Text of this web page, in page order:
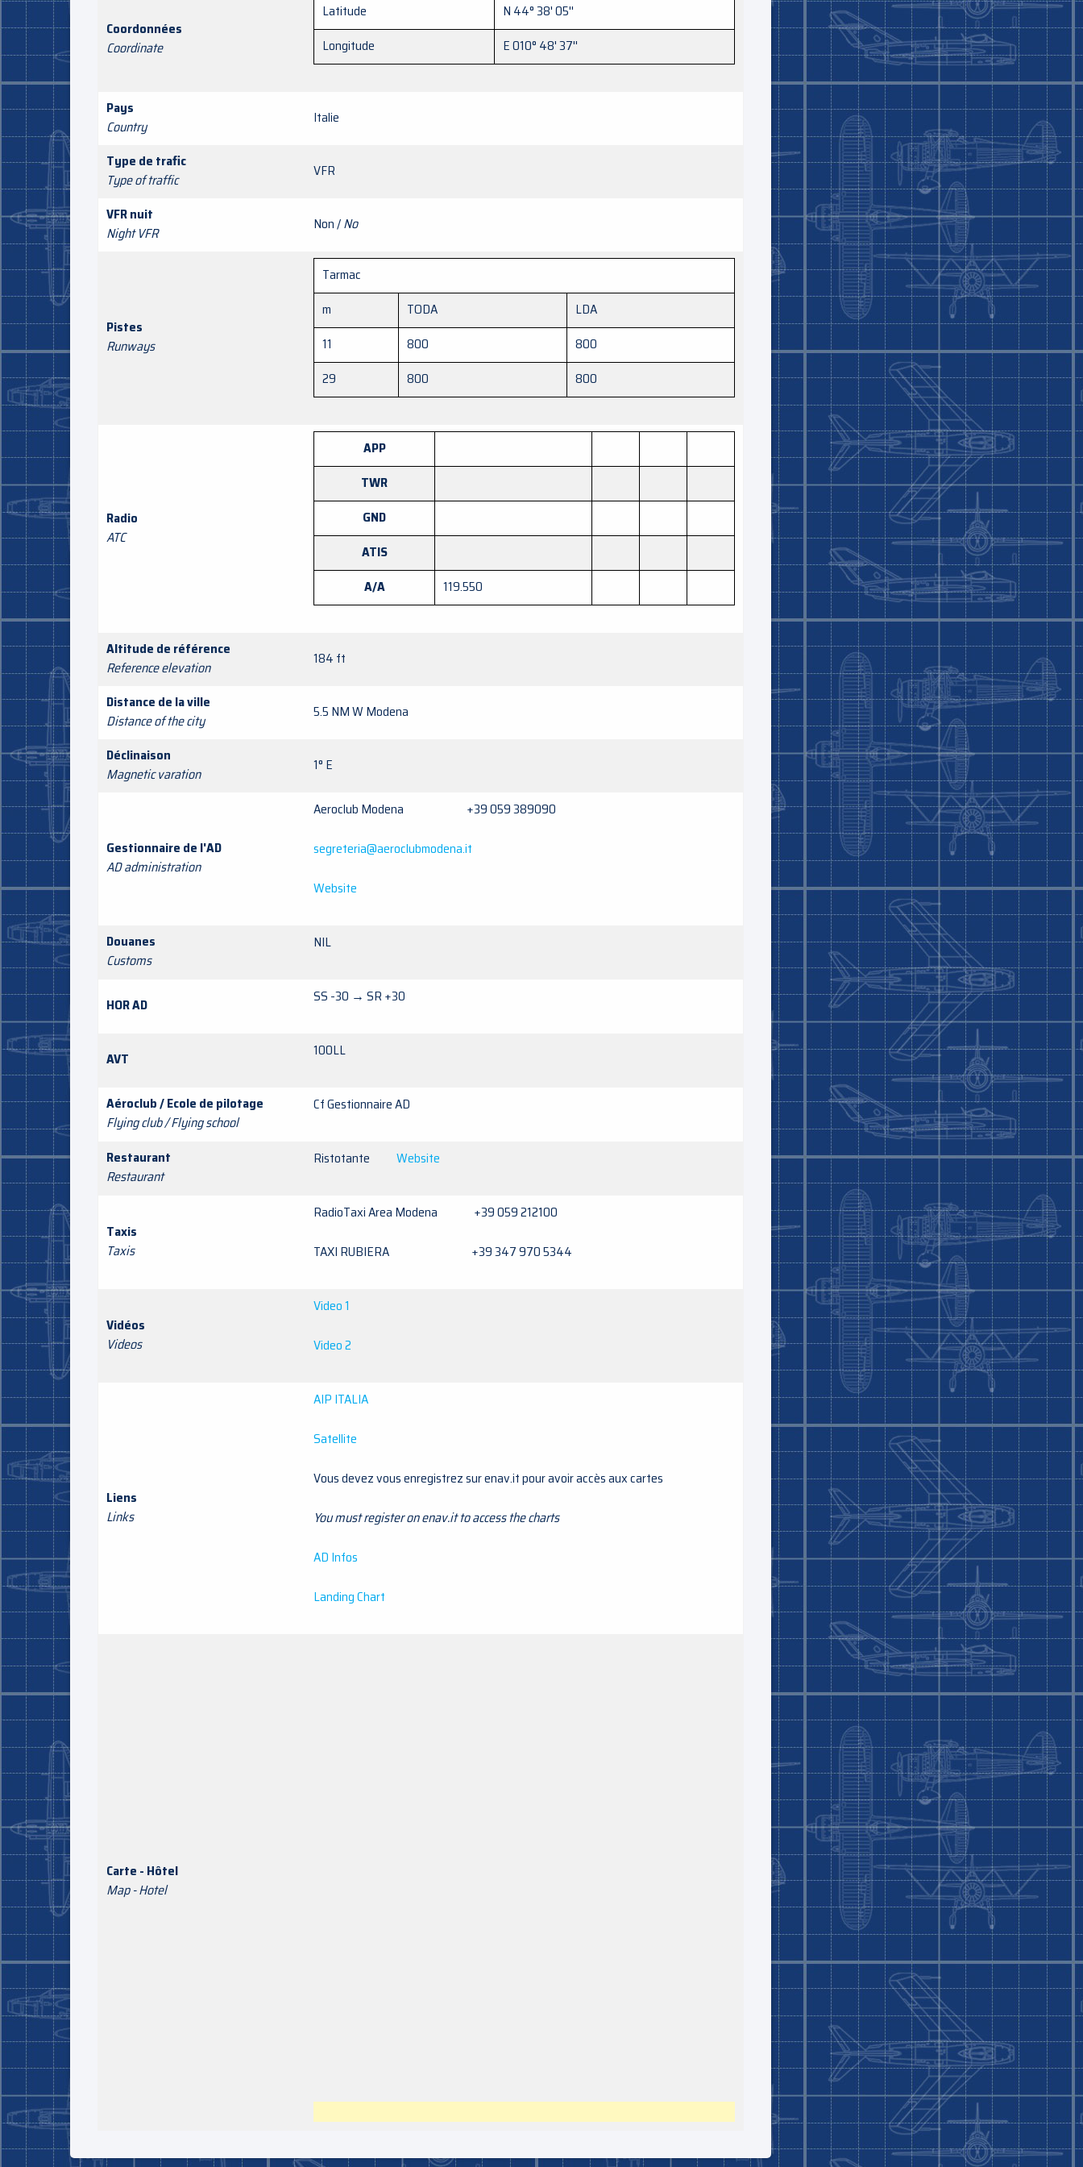
Coordonnées
Coordinate
Latitude
N 44° 38' 05''
Longitude
E 010° 48' 37''
Pays
Country
Italie
Type de trafic
Type of traffic
VFR
VFR nuit
Night VFR
Non /No
Pistes
Runways
Tarmac
m
TODA
LDA
11
800
800
29
800 800
Radio
ATC
APP
TWR
GND
ATIS
A/A
119.550
Altitude de référence
Reference elevation
184 ft
Distance de la ville
Distance of the city
5.5 NM W Modena
Déclinaison
Magnetic varation
1° E
Gestionnaire de l'AD
AD administration
Aeroclub Modena +39 059 389090
segreteria@aeroclubmodena.it
Website
Douanes
Customs
NIL
HOR AD SS -30 → SR +30
AVT 100LL
Aéroclub / Ecole de pilotage
Flying club / Flying school
Cf Gestionnaire AD
Restaurant
Restaurant
Ristotante Website
Taxis
Taxis
RadioTaxi Area Modena +39 059 212100
TAXI RUBIERA +39 347 970 5344
Vidéos
Videos
Video 1
Video 2
Liens
Links
AIP ITALIA
Satellite
Vous devez vous enregistrez sur enav.it pour avoir accès aux cartes
You must register on enav.it to access the charts
AD Infos
Landing Chart
Carte - Hôtel
Map - Hotel